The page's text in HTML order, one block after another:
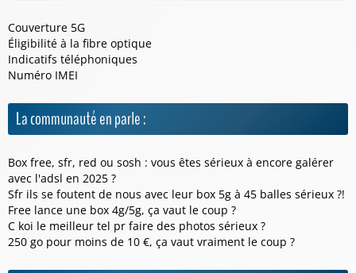
Couverture 5G
Éligibilité à la fibre optique
Indicatifs téléphoniques
Numéro IMEI
La communauté en parle :
Box free, sfr, red ou sosh : vous êtes sérieux à encore galérer
avec l'adsl en 2025 ?
Sfr ils se foutent de nous avec leur box 5g à 45 balles sérieux ?!
Free lance une box 4g/5g, ça vaut le coup ?
C koi le meilleur tel pr faire des photos sérieux ?
250 go pour moins de 10 €, ça vaut vraiment le coup ?